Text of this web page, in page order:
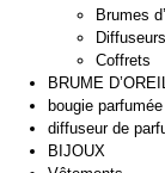
Brumes
Coffrets
BRUME
bougie parfumée
diffuseur de
BIJOUX